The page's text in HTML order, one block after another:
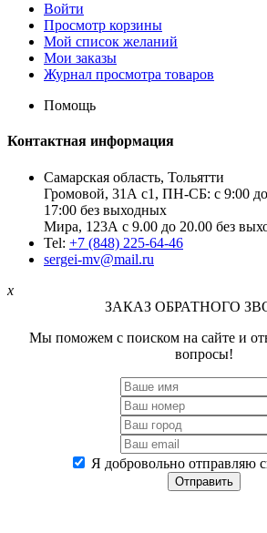
Войти
Просмотр корзины
Мой список желаний
Мои заказы
Журнал просмотра товаров
Помощь
Контактная информация
Самарская область, Тольятти
Громовой, 31А с1, ПН-СБ: с 9:00
17:00 без выходных
Мира, 123А с 9.00 до 20.00 без
Tel: +7 (848) 225-64-46
sergei-mv@mail.ru
x
ЗАКАЗ ОБРАТНОГО
Мы поможем с поиском на сайте и
вопросы!
Я добровольно отправляю
Отправить